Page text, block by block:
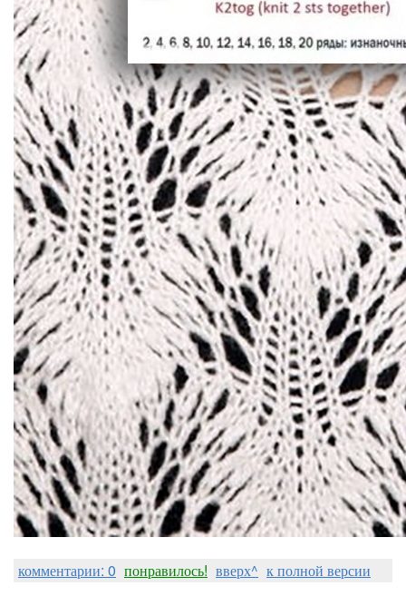
комментарии: 0 понравилось! вверх^ к полной версии